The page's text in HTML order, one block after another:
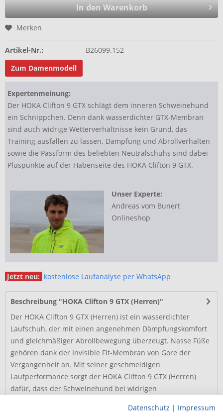
In den Warenkorb
Merken
Artikel-Nr.:
B26099.152
Zum Damenmodell
Expertenmeinung:
Der HOKA Clifton 9 GTX schlägt dem inneren Schweinehund
ein Schnippchen. Denn dank wasserdichter GTX-Membran
sind auch widrige Wetterverhältnisse kein Grund, das
Training ausfallen zu lassen. Dämpfung und Abrollverhalten
sowie die Passform des beliebten Neutralschuhs sind dabei
Pluspunkte auf der Habenseite des HOKA Clifton 9 GTX.
Unser Experte:
Andreas vom Bunert
Onlineshop
Jetzt neu: kostenlose Laufanalyse per WhatsApp
Beschreibung "HOKA Clifton 9 GTX (Herren)"
Der HOKA Clifton 9 GTX (Herren) ist ein wasserdichter
Laufschuh, der mit einen angenehmen Dämpfungskomfort
und gleichmäßiger Abrollbewegung überzeugt. Nasse Füße
gehören dank der Invisible Fit-Membran von Gore der
Vergangenheit an. Mit seiner geschmeidigen
Laufperformance sorgt der HOKA Clifton 9 GTX (Herren)
dafür, dass der Schweinehund bei widrigen
Datenschutz | Impressum